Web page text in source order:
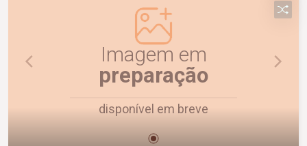
Imagem em
preparação
disponível em breve